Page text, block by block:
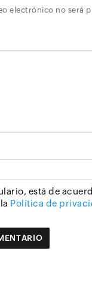
electrónico no será
está de
Política de